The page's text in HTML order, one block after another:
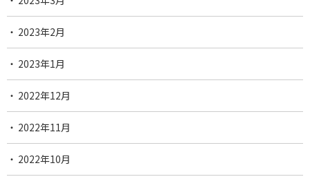
2023年2月
2023年1月
2022年12月
2022年11月
2022年10月